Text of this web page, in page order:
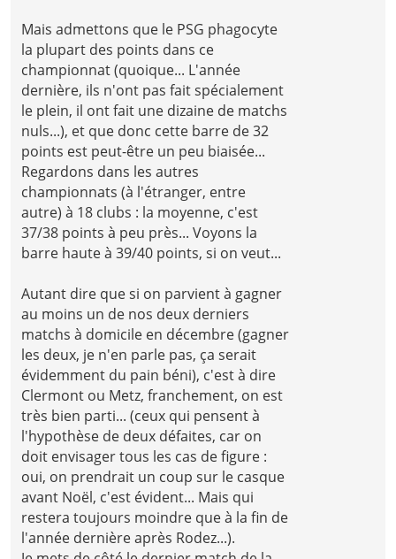
Mais admettons que le PSG phagocyte
la plupart des points dans ce
championnat (quoique... L'année
dernière, ils n'ont pas fait spécialement
le plein, il ont fait une dizaine de matchs
nuls...), et que donc cette barre de 32
points est peut-être un peu biaisée...
Regardons dans les autres
championnats (à l'étranger, entre
autre) à 18 clubs : la moyenne, c'est
37/38 points à peu près... Voyons la
barre haute à 39/40 points, si on veut...
Autant dire que si on parvient à gagner
au moins un de nos deux derniers
matchs à domicile en décembre (gagner
les deux, je n'en parle pas, ça serait
évidemment du pain béni), c'est à dire
Clermont ou Metz, franchement, on est
très bien parti... (ceux qui pensent à
l'hypothèse de deux défaites, car on
doit envisager tous les cas de figure :
oui, on prendrait un coup sur le casque
avant Noël, c'est évident... Mais qui
restera toujours moindre que à la fin de
l'année dernière après Rodez...).